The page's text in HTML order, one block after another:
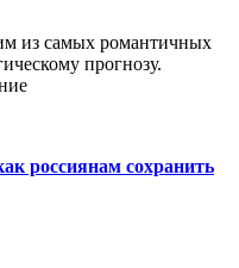
из самых романтичных
прогнозу.
россиянам сохранить